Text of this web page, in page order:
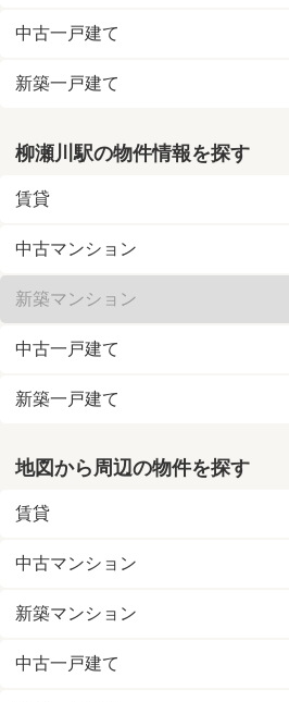
中古一戸建て
新築一戸建て
柳瀬川駅の物件情報を探す
賃貸
中古マンション
新築マンション
中古一戸建て
新築一戸建て
地図から周辺の物件を探す
賃貸
中古マンション
新築マンション
中古一戸建て